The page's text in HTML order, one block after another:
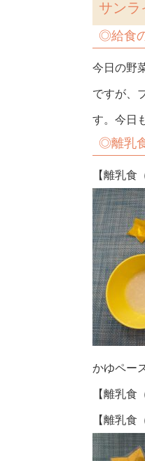
サンラ
◎給食
今日の野
ですが、
す。今日
◎離乳
【離乳
かゆペー
【離乳
【離乳